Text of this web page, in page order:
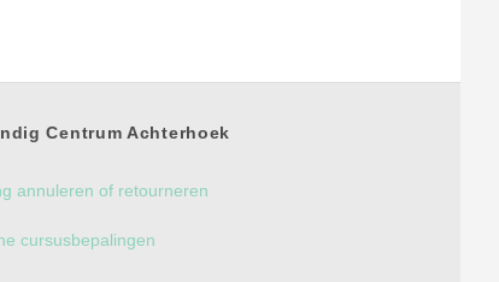
Centrum Achterhoek
annuleren of retourneren
cursusbepalingen